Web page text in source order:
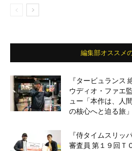
編集部オススメ
『タービュランス
ウディオ・ファエ
ュー「本作は、人
の核心へと迫る旅」
『侍タイムスリッ
審査員 第１９回Ｔ